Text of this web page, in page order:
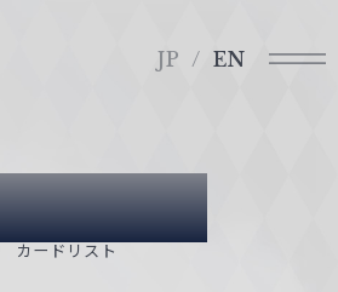
JP EN
List
カードリスト